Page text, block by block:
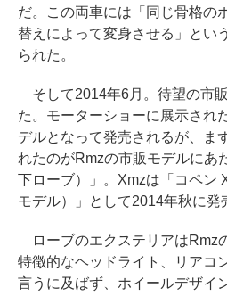
だ。この両車には「同じ骨格の
替えによって変身させる」とい
られた。
そして2014年6月。待望の市
た。モーターショーに展示され
デルとなって発売されるが、ま
れたのがRmzの市販モデルにあ
下ローブ）」。Xmzは「コペン
モデル）」として2014年秋に発
ローブのエクステリアはRmz
特徴的なヘッドライト、リアコ
言うに及ばず、ホイールデザイ